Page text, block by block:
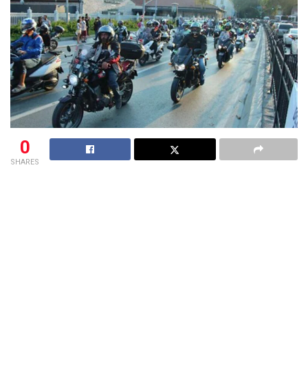
0
SHARES